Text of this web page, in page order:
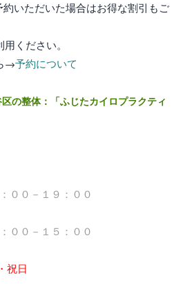
約いただいた場合はお得な割引もご
ください。
→予約について
の整体：「ふじたカイロプラクティ
００－１９：００
－１５：００
祝日